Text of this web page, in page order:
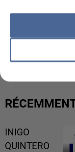
UNE TOURISTE
COULÉE DE
INIGO
QUINTERO